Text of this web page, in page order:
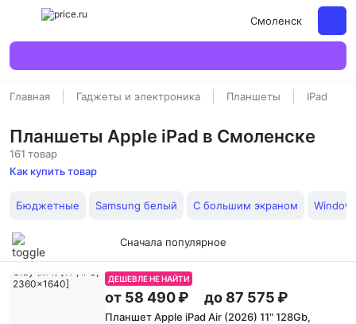
Смоленск
Главная Гаджеты и электроника Планшеты IPad
Планшеты Apple iPad в Смоленске
161 товар
Как купить товар
Бюджетные Samsung белый С большим экраном
Сначала популярное
ДЕШЕВЛЕ НЕ НАЙТИ
от 58 490 ₽ до 87 575 ₽
Планшет Apple iPad Air (2026) 11" 128Gb,